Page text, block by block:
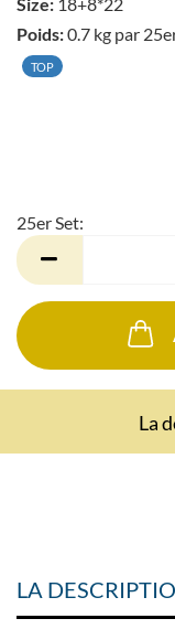
Poids:0.7 kg par
TOP
25er Set:
25er
Set
La
LA